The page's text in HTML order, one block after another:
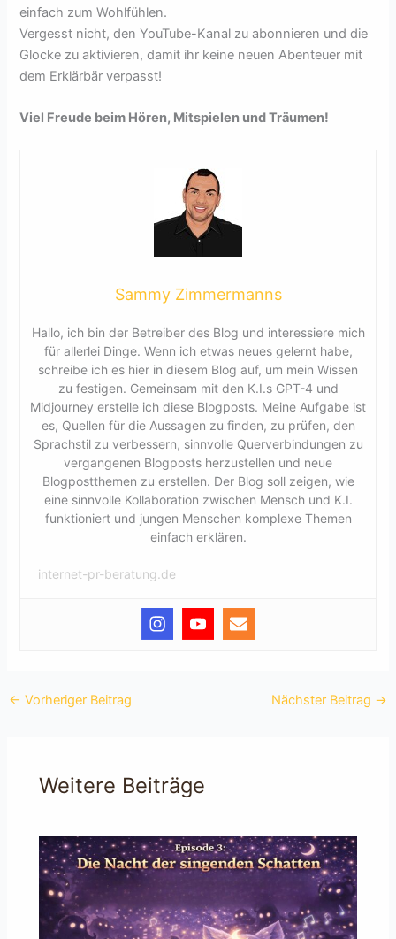
einfach zum Wohlfühlen.
Vergesst nicht, den YouTube-Kanal zu abonnieren und die
Glocke zu aktivieren, damit ihr keine neuen Abenteuer mit
dem Erklärbär verpasst!
Viel Freude beim Hören, Mitspielen und Träumen!
Sammy Zimmermanns
Hallo, ich bin der Betreiber des Blog und interessiere mich
für allerlei Dinge. Wenn ich etwas neues gelernt habe,
schreibe ich es hier in diesem Blog auf, um mein Wissen
zu festigen. Gemeinsam mit den K.I.s GPT-4 und
Midjourney erstelle ich diese Blogposts. Meine Aufgabe ist
es, Quellen für die Aussagen zu finden, zu prüfen, den
Sprachstil zu verbessern, sinnvolle Querverbindungen zu
vergangenen Blogposts herzustellen und neue
Blogpostthemen zu erstellen. Der Blog soll zeigen, wie
eine sinnvolle Kollaboration zwischen Mensch und K.I.
funktioniert und jungen Menschen komplexe Themen
einfach erklären.
internet-pr-beratung.de
← Vorheriger Beitrag Nächster Beitrag →
Weitere Beiträge